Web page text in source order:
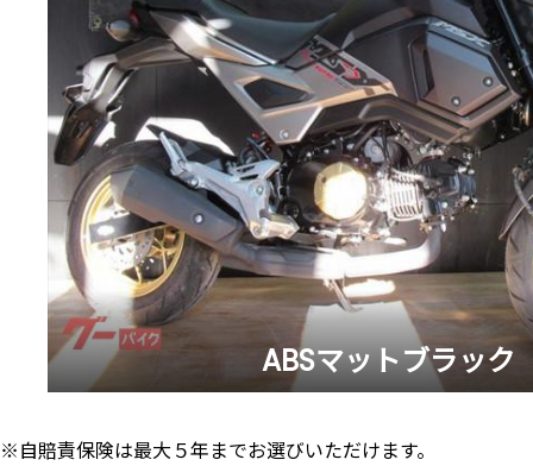
ABSマットブラック
※自賠責保険は最大５年までお選びいただけます。